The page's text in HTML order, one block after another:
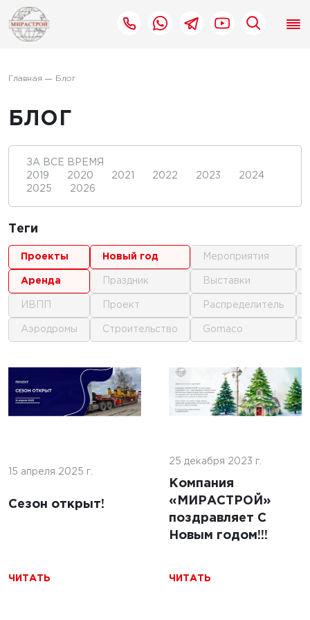
Главная Блог
БЛОГ
15 апреля 2025 г.
Сезон открыт!
ЧИТАТЬ
25 декабря 2023 г.
Компания
«МИРАСТРОЙ»
поздравляет С
Новым годом!!!
ЧИТАТЬ
16 июня 2025 г.
современные
подходы и
технологии
ЗА ВСЕ ВРЕМЯ
2019
2020 2021 2022 2023
2024
2025
2026
Теги
проекты
аренда
ИВПП
аэродромы
новый год
праздник
проект
строительство
мероприятия
выставки
распределитель
gomaco